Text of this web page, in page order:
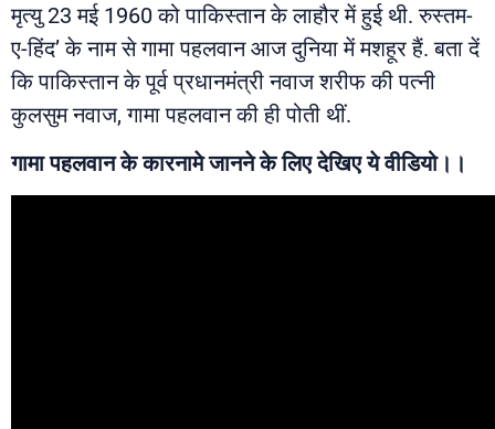
मृत्यु 23 मई 1960 को पाकिस्तान के लाहौर में हुई थी. रुस्तम-
ए-हिंद’ के नाम से गामा पहलवान आज दुनिया में मशहूर हैं. बता दें
कि पाकिस्तान के पूर्व प्रधानमंत्री नवाज शरीफ की पत्नी
कुलसुम नवाज, गामा पहलवान की ही पोती थीं.
गामा पहलवान के कारनामे जानने के लिए देखिए ये वीडियो।।